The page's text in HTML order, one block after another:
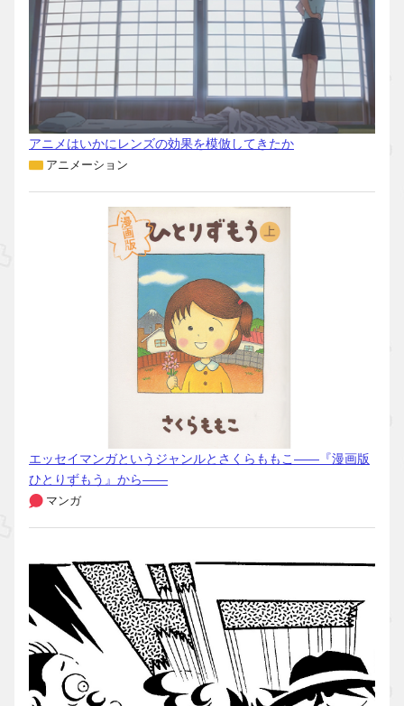
アニメはいかにレンズの効果を模倣してきたか
アニメーション
エッセイマンガというジャンルとさくらももこ――『漫画版
ひとりずもう』から――
マンガ